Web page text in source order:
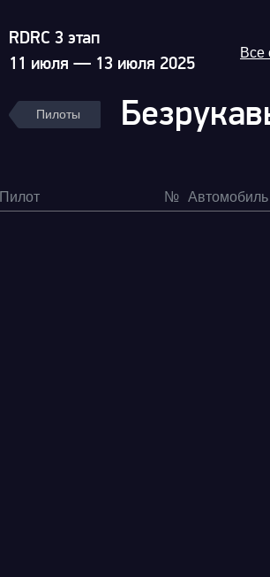
RDRC 3 этап
11 июля — 13 июля 2025
Все
Пилоты
Пилот № Автомобиль